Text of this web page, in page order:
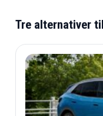
Tre alternativer